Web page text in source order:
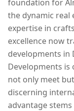
foundation for
the dynamic real
expertise in
excellence now
developments in
Developments
not only meet
discerning
advantage